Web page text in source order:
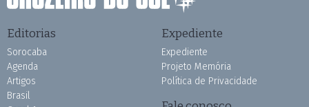
Editorias
Sorocaba
Agenda
Artigos
Brasil
Expediente
Expediente
Projeto Memória
Política de Privacidade